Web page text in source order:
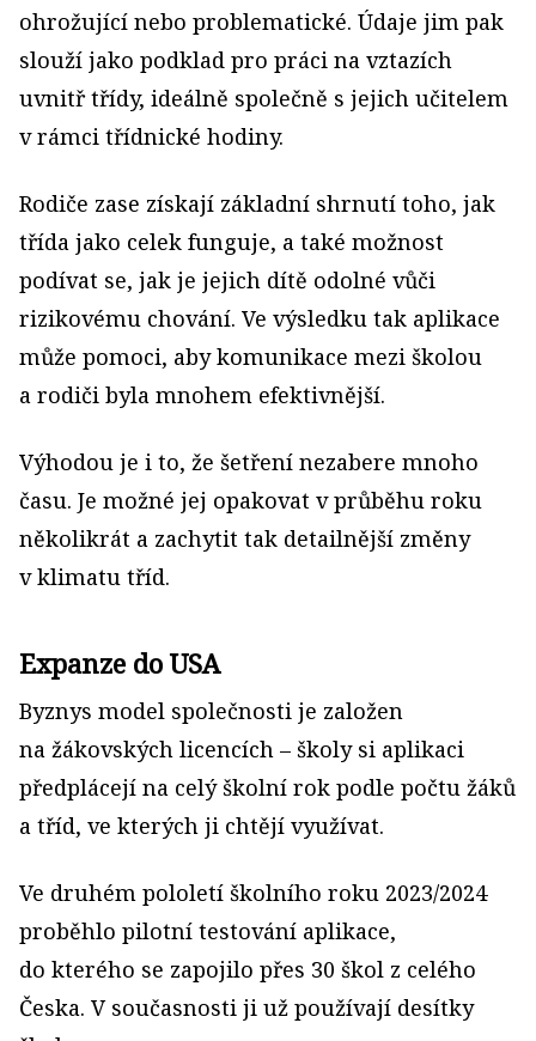
ohrožující nebo problematické. Údaje jim pak
slouží jako podklad pro práci na vztazích
uvnitř třídy, ideálně společně s jejich učitelem
v rámci třídnické hodiny.
Rodiče zase získají základní shrnutí toho, jak
třída jako celek funguje, a také možnost
podívat se, jak je jejich dítě odolné vůči
rizikovému chování. Ve výsledku tak aplikace
může pomoci, aby komunikace mezi školou
a rodiči byla mnohem efektivnější.
Výhodou je i to, že šetření nezabere mnoho
času. Je možné jej opakovat v průběhu roku
několikrát a zachytit tak detailnější změny
v klimatu tříd.
Expanze do USA
Byznys model společnosti je založen
na žákovských licencích – školy si aplikaci
předplácejí na celý školní rok podle počtu žáků
a tříd, ve kterých ji chtějí využívat.
Ve druhém pololetí školního roku 2023/2024
proběhlo pilotní testování aplikace,
do kterého se zapojilo přes 30 škol z celého
Česka. V současnosti ji už používají desítky